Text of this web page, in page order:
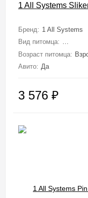
1 All Systems
Бренд: 1 All Systems
Вид питомца: Собаки
Возраст питомца:
Авито: Да
3 576 ₽